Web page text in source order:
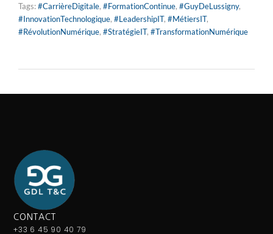
Tags:#CarrièreDigitale, #FormationContinue, #GuyDeLussigny,
#InnovationTechnologique, #LeadershipIT, #MétiersIT,
#RévolutionNumérique, #StratégieIT, #TransformationNumérique
CONTACT
+33 6 45 90 40 79